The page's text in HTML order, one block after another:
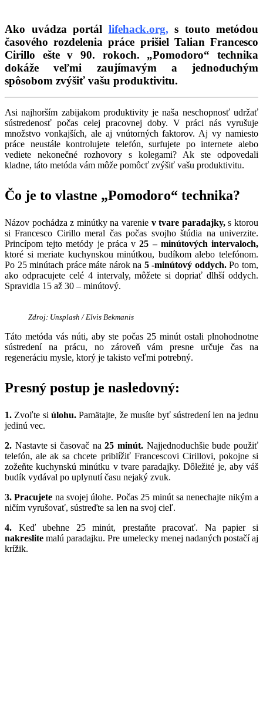
Ako uvádza portál lifehack.org, s touto metódou
časového rozdelenia práce prišiel Talian Francesco
Cirillo ešte v 90. rokoch. „Pomodoro“ technika
dokáže veľmi zaujímavým a jednoduchým
spôsobom zvýšiť vašu produktivitu.
Asi najhorším zabijakom produktivity je naša neschopnosť udržať
sústredenosť počas celej pracovnej doby. V práci nás vyrušuje
množstvo vonkajších, ale aj vnútorných faktorov. Aj vy namiesto
práce neustále kontrolujete telefón, surfujete po internete alebo
vediete nekonečné rozhovory s kolegami? Ak ste odpovedali
kladne, táto metóda vám môže pomôcť zvýšiť vašu produktivitu.
Čo je to vlastne „Pomodoro“ technika?
Názov pochádza z minútky na varenie v tvare paradajky,s ktorou
si Francesco Cirillo meral čas počas svojho štúdia na univerzite.
Princípom tejto metódy je práca v25 – minútových intervaloch,
ktoré si meriate kuchynskou minútkou, budíkom alebo telefónom.
Po 25 minútach práce máte nárok na 5 -minútový oddych.Po tom,
ako odpracujete celé 4 intervaly, môžete si dopriať dlhší oddych.
Spravidla 15 až 30 – minútový.
Zdroj: Unsplash / Elvis Bekmanis
Táto metóda vás núti, aby ste počas 25 minút ostali plnohodnotne
sústredení na prácu, no zároveň vám presne určuje čas na
regeneráciu mysle, ktorý je takisto veľmi potrebný.
Presný postup je nasledovný:
1. Zvoľte siúlohu. Pamätajte, že musíte byť sústredení len na jednu
jedinú vec.
2. Nastavte si časovač na25 minút. Najjednoduchšie bude použiť
telefón, ale ak sa chcete priblížiť Francescovi Cirillovi, pokojne si
zožeňte kuchynskú minútku v tvare paradajky. Dôležité je, aby váš
budík vydával po uplynutí času nejaký zvuk.
3. Pracujete na svojej úlohe. Počas 25 minút sa nenechajte nikým a
ničím vyrušovať, sústreďte sa len na svoj cieľ.
4. Keď ubehne 25 minút, prestaňte pracovať. Na papier si
nakreslite malú paradajku. Pre umelecky menej nadaných postačí aj
krížik.